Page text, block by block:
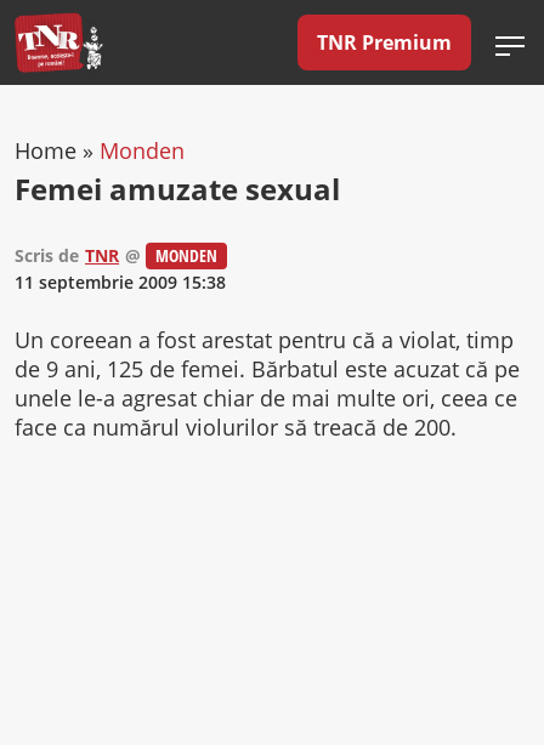
TNR Premium
Home » Monden
Femei amuzate sexual
Scris de TNR @
MONDEN
11 septembrie 2009 15:38
Un coreean a fost arestat pentru că a violat, timp
de 9 ani, 125 de femei. Bărbatul este acuzat că pe
unele le-a agresat chiar de mai multe ori, ceea ce
face ca numărul violurilor să treacă de 200.